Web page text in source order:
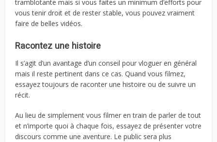
tramblotante mais si vous faites un minimum d’efforts pour
vous tenir droit et de rester stable, vous pouvez vraiment
faire de belles vidéos.
Racontez une histoire
Il s’agit d’un avantage d’un conseil pour vloguer en général
mais il reste pertinent dans ce cas. Quand vous filmez,
essayez toujours de raconter une histoire ou de suivre un
récit.
Au lieu de simplement vous filmer en train de parler de tout
et n’importe quoi à chaque fois, essayez de présenter votre
discours comme une aventure. Le public sera plus